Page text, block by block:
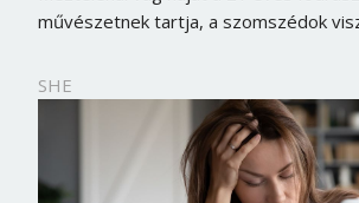
művészetnek tartja, a szomszédok
SHE